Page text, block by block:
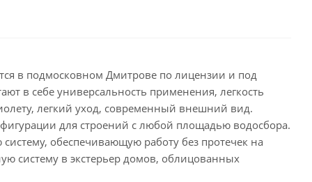
в подмосковном Дмитрове по лицензии и под
в себе универсальность применения, легкость
легкий уход, современный внешний вид.
для строений с любой площадью водосбора.
обеспечивающую работу без протечек на
систему в экстерьер домов, облицованных